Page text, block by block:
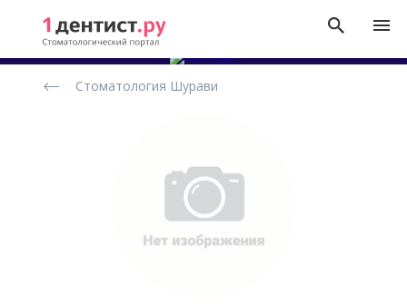
стоматологических
Стоматология Шурави